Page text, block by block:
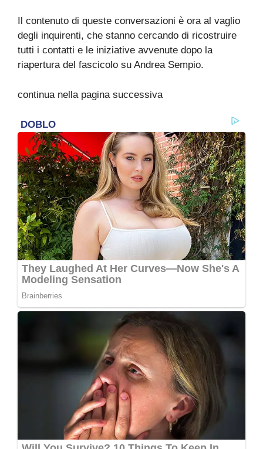
Il contenuto di queste conversazioni è ora al vaglio
degli inquirenti, che stanno cercando di ricostruire
tutti i contatti e le iniziative avvenute dopo la
riapertura del fascicolo su Andrea Sempio.
continua nella pagina successiva